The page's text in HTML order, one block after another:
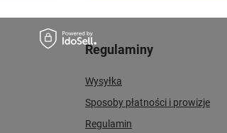
Regulaminy
Wysyłka
Sposoby płatności i prowizje
Regulamin